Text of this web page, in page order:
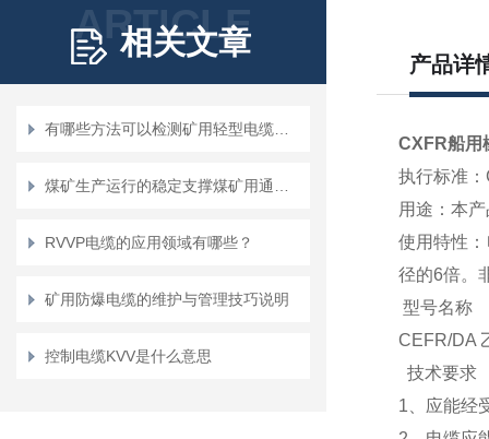
ARTICLE
相关文章
RVVP电缆的应用领域有哪些？
矿用防爆电缆的维护与管理技巧说明
控制电缆KVV是什么意思
产品详
CXFR船用
执行标准
用途：本
使用特性
径的6倍
型号名称
CEFR/DA
技术要求
1、应能经